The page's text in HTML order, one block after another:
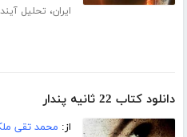
ایران، تحلیل
دانلود کتاب 22 ثانیه پندار
از: محمد تقی